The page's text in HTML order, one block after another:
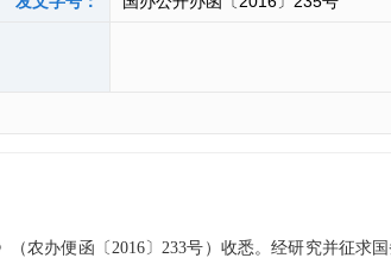
办便函〔2016〕233号）收悉。经研究并征求